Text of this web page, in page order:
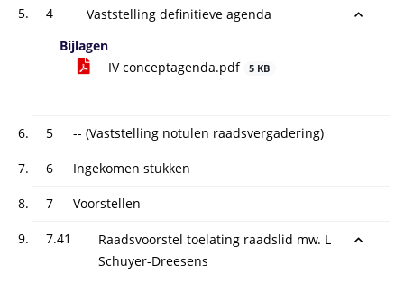
4
Vaststelling definitieve agenda
Bijlagen
IV conceptagenda.pdf
5 KB
5 -- (Vaststelling notulen raadsvergadering)
6 Ingekomen stukken
7 Voorstellen
7.41
Raadsvoorstel toelating raadslid mw. L
Schuyer-Dreesens